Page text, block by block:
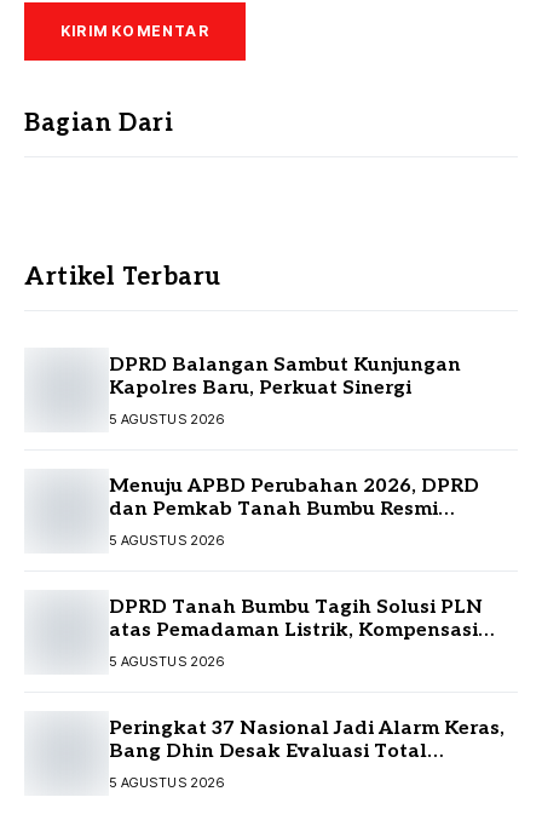
Bagian Dari
Artikel Terbaru
DPRD Balangan Sambut Kunjungan
Kapolres Baru, Perkuat Sinergi
5 AGUSTUS 2026
Menuju APBD Perubahan 2026, DPRD
dan Pemkab Tanah Bumbu Resmi
Sepakati KUA-PPAS
5 AGUSTUS 2026
DPRD Tanah Bumbu Tagih Solusi PLN
atas Pemadaman Listrik, Kompensasi
Pelanggan Belum Diputuskan
5 AGUSTUS 2026
Peringkat 37 Nasional Jadi Alarm Keras,
Bang Dhin Desak Evaluasi Total
Pelayanan Investasi Kalsel
5 AGUSTUS 2026